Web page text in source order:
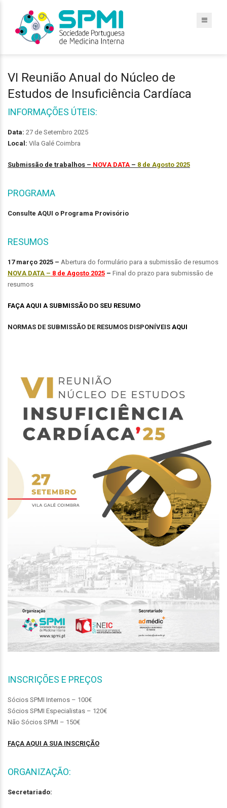
VI Reunião Anual do Núcleo de
Estudos de Insuficiência Cardíaca
INFORMAÇÕES ÚTEIS:
Data: 27 de Setembro 2025
Local: Vila Galé Coimbra
Submissão de trabalhos – NOVA DATA – 8 de Agosto 2025
PROGRAMA
Consulte AQUI o Programa Provisório
RESUMOS
17 março 2025 – Abertura do formulário para a submissão de resumos
NOVA DATA – 8 de Agosto 2025 – Final do prazo para submissão de
resumos
FAÇA AQUI A SUBMISSÃO DO SEU RESUMO
NORMAS DE SUBMISSÃO DE RESUMOS DISPONÍVEIS AQUI
INSCRIÇÕES E PREÇOS
Sócios SPMI Internos – 100€
Sócios SPMI Especialistas – 120€
Não Sócios SPMI – 150€
FAÇA AQUI A SUA INSCRIÇÃO
ORGANIZAÇÃO:
Secretariado: